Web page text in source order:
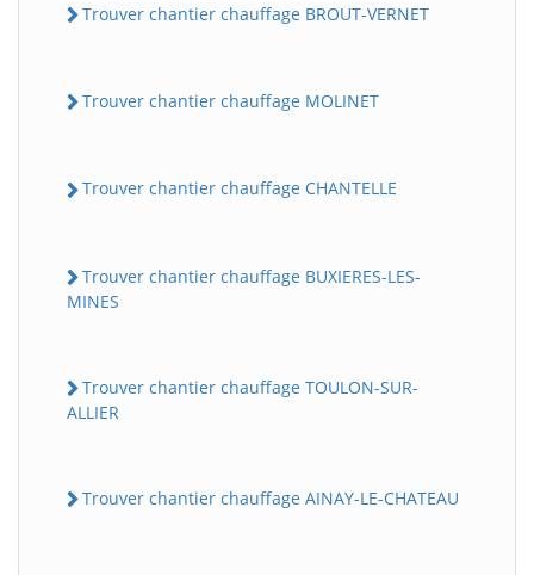
Trouver chantier chauffage BROUT-VERNET
Trouver chantier chauffage MOLINET
Trouver chantier chauffage CHANTELLE
Trouver chantier chauffage BUXIERES-LES-
MINES
Trouver chantier chauffage TOULON-SUR-
ALLIER
Trouver chantier chauffage AINAY-LE-CHATEAU